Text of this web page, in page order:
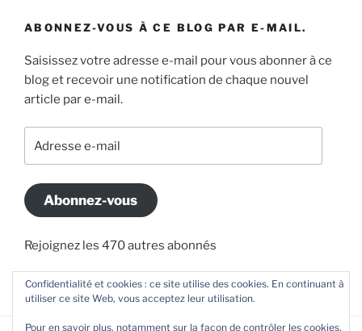
ABONNEZ-VOUS À CE BLOG PAR E-MAIL.
Saisissez votre adresse e-mail pour vous abonner à ce
blog et recevoir une notification de chaque nouvel
article par e-mail.
e-
Abonnez-vous
Rejoignez les 470 autres abonnés
Confidentialité et cookies : ce site utilise des cookies. En continuant à
utiliser ce site Web, vous acceptez leur utilisation.
Pour en savoir plus, notamment sur la façon de contrôler les cookies,